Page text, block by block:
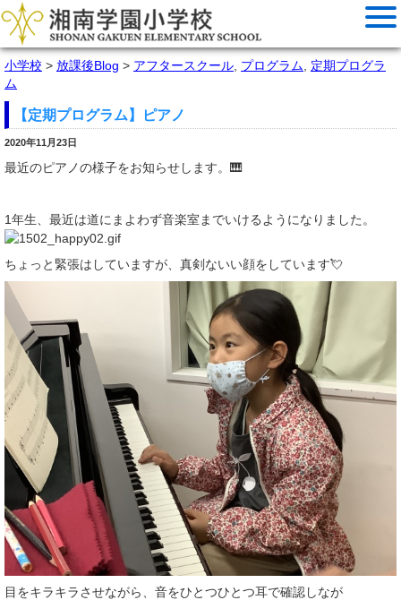
小学校 > 放課後Blog > アフタースクール プログラム
定期プログラ
ム
【定期プログラム】ピアノ
2020年11月23日
最近のピアノの様子をお知らせします。🎹
1年生、最近は道にまよわず音楽室までいけるようになりました。
ちょっと緊張はしていますが、真剣ないい顔をしています💘
目をキラキラさせながら、音をひとつひとつ耳で確認しなが